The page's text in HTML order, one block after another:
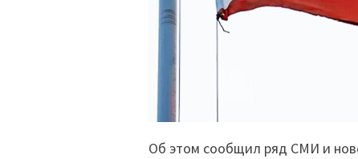
Об этом сообщил ряд СМИ и